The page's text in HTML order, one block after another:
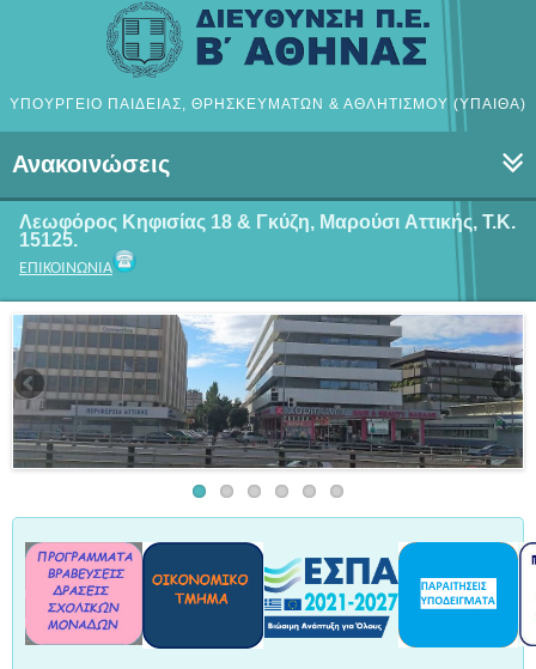
ΥΠΟΥΡΓΕΙΟ ΠΑΙΔΕΙΑΣ, ΘΡΗΣΚΕΥΜΑΤΩΝ & ΑΘΛΗΤΙΣΜΟΥ (ΥΠΑΙΘΑ)
Ανακοινώσεις
Λεωφόρος Κηφισίας 18 & Γκύζη, Μαρούσι Αττικής, Τ.Κ.
15125.
ΕΠΙΚΟΙΝΩΝΙΑ